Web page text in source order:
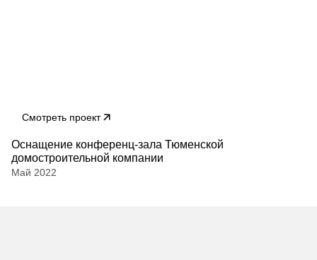
Смотреть проект
Оснащение конференц-зала Тюменской
домостроительной компании
Май 2022